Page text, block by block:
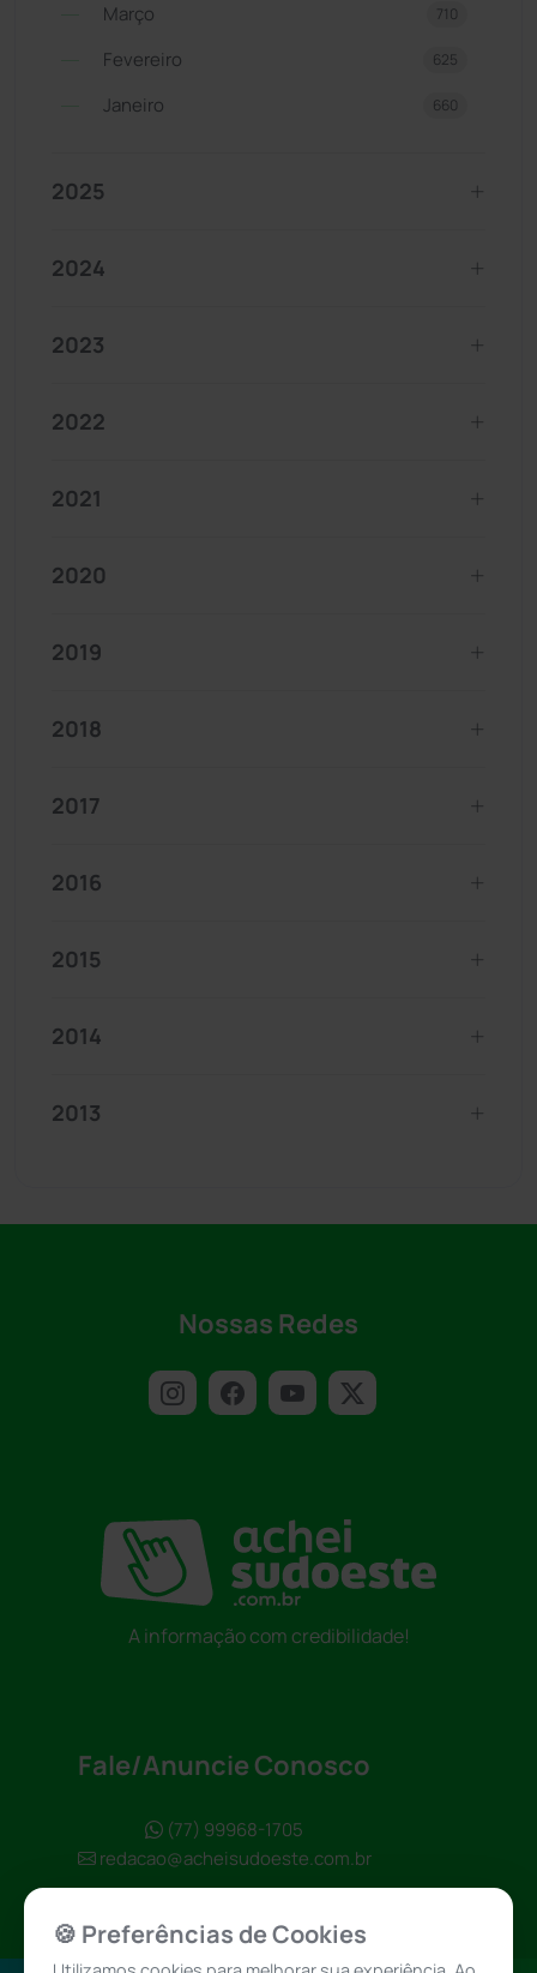
Março 710
Fevereiro 625
Janeiro 660
2025
2024
2023
2022
2021
2020
2019
2018
2017
2016
2015
2014
2013
Nossas Redes
A informação com credibilidade!
Fale/Anuncie Conosco
(77) 99968-1705
redacao@acheisudoeste.com.br
🍪 Preferências de Cookies